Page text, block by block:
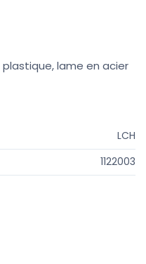
lame en acier
LCH
1122003